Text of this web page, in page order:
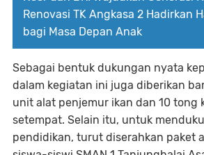
Renovasi TK Angkasa 2 Hadirkan
bagi Masa Depan Anak
Sebagai bentuk dukungan nyata
dalam kegiatan ini juga diberikan
unit alat penjemur ikan dan 10 tong
setempat. Selain itu, untuk
pendidikan, turut diserahkan paket